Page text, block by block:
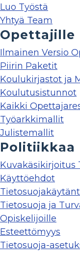
Luo Työstä
Yhtyä Team
Opettajille
Ilmainen Versio
Piirin Paketit
Koulukirjastot ja
Koulutusistunnot
Kaikki
Työarkkimallit
Julistemallit
Politiikkaa
Kuvakäsikirjoitus
Käyttöehdot
Tietosuoja ja
Opiskelijoille
Esteettömyys
Tietosuoja-